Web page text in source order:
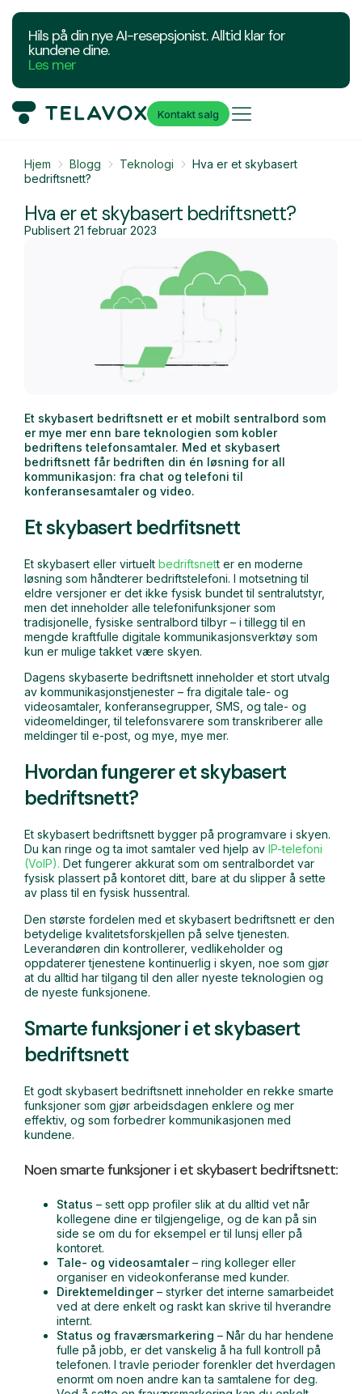
Hils på din nye AI-resepsjonist. Alltid klar for
kundene dine.
Les mer
Kontakt salg
Hjem Blogg Teknologi
Hva er et skybasert
bedriftsnett?
Hva er et skybasert bedriftsnett?
Publisert 21 februar 2023
Et skybasert bedriftsnett er et mobilt sentralbord som
er mye mer enn bare teknologien som kobler
bedriftens telefonsamtaler. Med et skybasert
bedriftsnett får bedriften din én løsning for all
kommunikasjon: fra chat og telefoni til
konferansesamtaler og video.
Et skybasert bedrfitsnett
Et skybasert eller virtuelt bedriftsnett er en moderne
løsning som håndterer bedriftstelefoni. I motsetning til
eldre versjoner er det ikke fysisk bundet til sentralutstyr,
men det inneholder alle telefonifunksjoner som
tradisjonelle, fysiske sentralbord tilbyr – i tillegg til en
mengde kraftfulle digitale kommunikasjonsverktøy som
kun er mulige takket være skyen.
Dagens skybaserte bedriftsnett inneholder et stort utvalg
av kommunikasjonstjenester – fra digitale tale- og
videosamtaler, konferansegrupper, SMS, og tale- og
videomeldinger, til telefonsvarere som transkriberer alle
meldinger til e-post, og mye, mye mer.
Hvordan fungerer et skybasert
bedriftsnett?
Et skybasert bedriftsnett bygger på programvare i skyen.
Du kan ringe og ta imot samtaler ved hjelp av IP-telefoni
(VoIP). Det fungerer akkurat som om sentralbordet var
fysisk plassert på kontoret ditt, bare at du slipper å sette
av plass til en fysisk hussentral.
Den største fordelen med et skybasert bedriftsnett er den
betydelige kvalitetsforskjellen på selve tjenesten.
Leverandøren din kontrollerer, vedlikeholder og
oppdaterer tjenestene kontinuerlig i skyen, noe som gjør
at du alltid har tilgang til den aller nyeste teknologien og
de nyeste funksjonene.
Smarte funksjoner i et skybasert
bedriftsnett
Et godt skybasert bedriftsnett inneholder en rekke smarte
funksjoner som gjør arbeidsdagen enklere og mer
effektiv, og som forbedrer kommunikasjonen med
kundene.
Noen smarte funksjoner i et skybasert bedriftsnett:
Status – sett opp profiler slik at du alltid vet når
kollegene dine er tilgjengelige, og de kan på sin
side se om du for eksempel er til lunsj eller på
kontoret.
Tale- og videosamtaler– ring kolleger eller
organiser en videokonferanse med kunder.
Direktemeldinger– styrker det interne samarbeidet
ved at dere enkelt og raskt kan skrive til hverandre
internt.
Status og fraværsmarkering – Når du har hendene
fulle på jobb, er det vanskelig å ha full kontroll på
telefonen. I travle perioder forenkler det hverdagen
enormt om noen andre kan ta samtalene for deg.